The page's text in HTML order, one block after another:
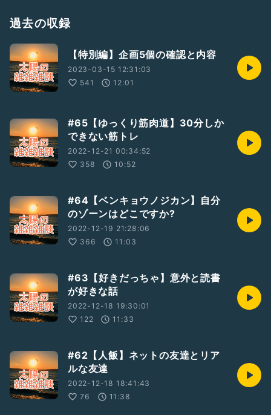
過去の収録
【特別編】企画5個の確認と内容
2023-03-15 12:31:03
541
12:01
#65【ゆっくり筋肉道】30分しか
できない筋トレ
2022-12-21 00:34:52
358
10:52
#64【ベンキョウノジカン】自分
のゾーンはどこですか?
2022-12-19 21:28:06
366
11:03
#63【好きだっちゃ】意外と読書
が好きな話
2022-12-18 19:30:01
122
11:33
#62【人飯】ネットの友達とリア
ルな友達
2022-12-18 18:41:43
76
11:38